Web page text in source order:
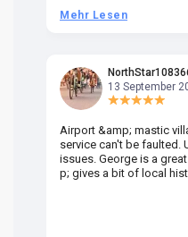
Mehr Lesen
13 September
Airport &amp; mastic
service can't be faulted.
issues. George is a
p; gives a bit of local